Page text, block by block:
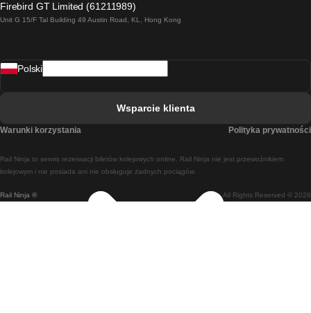
Pociąg Rzym - Neapol
Pociąg Madryt - Lizbona
Pociąg Madryt - Barcelona
Firebird GT Limited (61211989)
Unit G 15/F Tal Building 49 Austin Road, KL, Hong Kong
Rail Ninja ® All Rights Reserved © 2026
Rail Ninja to serwis rezerwacji biletów kolejowych online. Rail Ninja nie jest przewoźnikiem
kolejowym i nie posiada ani nie obsługuje żadnych pociągów.
Polski
Wsparcie klienta
Warunki korzystania Polityka prywatności